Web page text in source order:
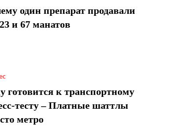
один препарат продавали
и 67 манатов
готовится к транспортному
тесту – Платные шаттлы
метро